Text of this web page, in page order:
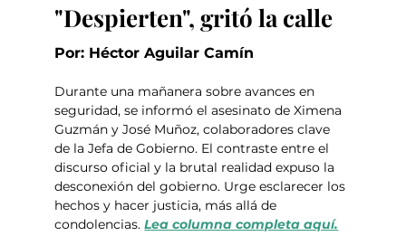
"Despierten", gritó la calle
Por: Héctor Aguilar Camín
Durante una mañanera sobre avances en
seguridad, se informó el asesinato de Ximena
Guzmán y José Muñoz, colaboradores clave
de la Jefa de Gobierno. El contraste entre el
discurso oficial y la brutal realidad expuso la
desconexión del gobierno. Urge esclarecer los
hechos y hacer justicia, más allá de
condolencias. Lea columna completa aquí.